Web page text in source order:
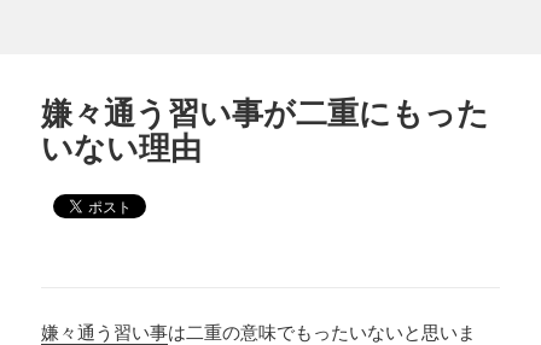
嫌々通う習い事が二重にもった
いない理由
嫌々通う習い事は二重の意味でもったいないと思いま